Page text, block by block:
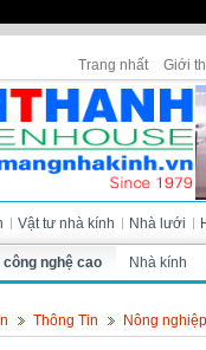
Trang nhất Giới
Vật tư nhà kính Nhà lưới
công nghệ cao Nhà kính
Thông Tin Nông